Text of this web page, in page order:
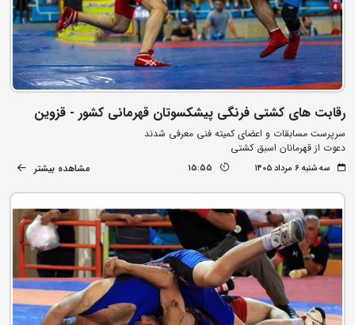
رقابت های کشتی فرنگی پیشکسوتان قهرمانی کشور - قزوین
سرپرست مسابقات و اعضای کمیته فنی معرفی شدند
دعوت از قهرمانان اسبق کشتی
سه شنبه ۶ مرداد ۱۴۰۵ 15:55 مشاهده بیشتر